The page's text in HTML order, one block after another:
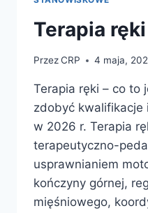
Terapia ręki
PrzezCRP 4 maja,
Terapia ręki – co to
zdobyć kwalifikacje
w 2026 r. Terapia
terapeutyczno-
usprawnianiem
kończyny górnej,
mięśniowego,